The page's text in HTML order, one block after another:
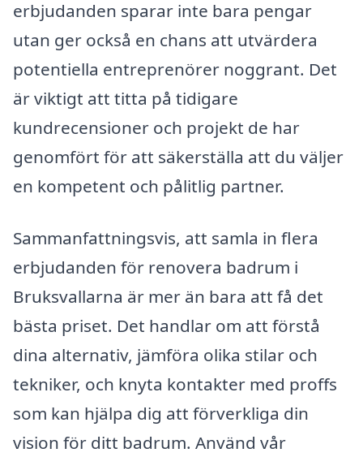
erbjudanden sparar inte bara pengar
utan ger också en chans att utvärdera
potentiella entreprenörer noggrant. Det
är viktigt att titta på tidigare
kundrecensioner och projekt de har
genomfört för att säkerställa att du väljer
en kompetent och pålitlig partner.
Sammanfattningsvis, att samla in flera
erbjudanden för renovera badrum i
Bruksvallarna är mer än bara att få det
bästa priset. Det handlar om att förstå
dina alternativ, jämföra olika stilar och
tekniker, och knyta kontakter med proffs
som kan hjälpa dig att förverkliga din
vision för ditt badrum. Använd vår